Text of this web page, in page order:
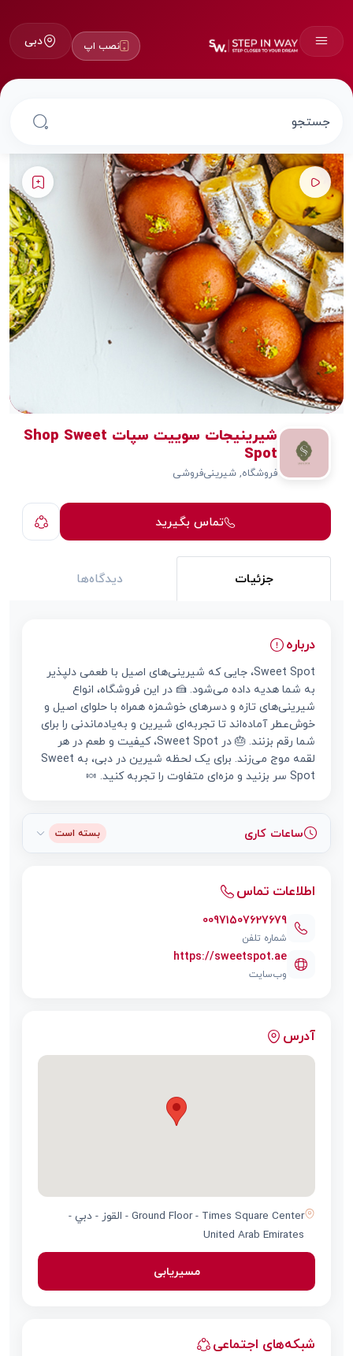
نصب اپ دبی
شیرینیجات سوییت سپات Shop Sweet
Spot
فروشگاه, شیرینی‌فروشی
تماس بگیرید
جزئیات دیدگاه‌ها
درباره
Sweet Spot، جایی که شیرینی‌های اصیل با طعمی دلپذیر
به شما هدیه داده می‌شود. 🍰 در این فروشگاه، انواع
شیرینی‌های تازه و دسرهای خوشمزه همراه با حلوای اصیل و
خوش‌عطر آماده‌اند تا تجربه‌ای شیرین و به‌یادماندنی را برای
شما رقم بزنند. 🎂 در Sweet Spot، کیفیت و طعم در هر
لقمه موج می‌زند. برای یک لحظه شیرین در دبی، به Sweet
Spot سر بزنید و مزه‌ای متفاوت را تجربه کنید. 🍬
ساعات کاری بسته است
اطلاعات تماس
00971507627679
شماره تلفن
https://sweetspot.ae
وب‌سایت
آدرس
Ground Floor - Times Square Center - القوز - دبي -
United Arab Emirates
مسیریابی
شبکه‌های اجتماعی